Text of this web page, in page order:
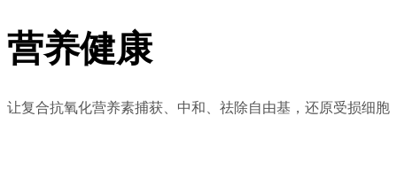
营养健康
让复合抗氧化营养素捕获、中和、祛除自由基，还原受损细胞